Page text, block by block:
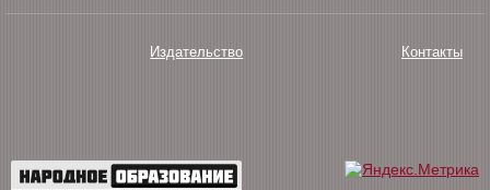
Издательство Контакты